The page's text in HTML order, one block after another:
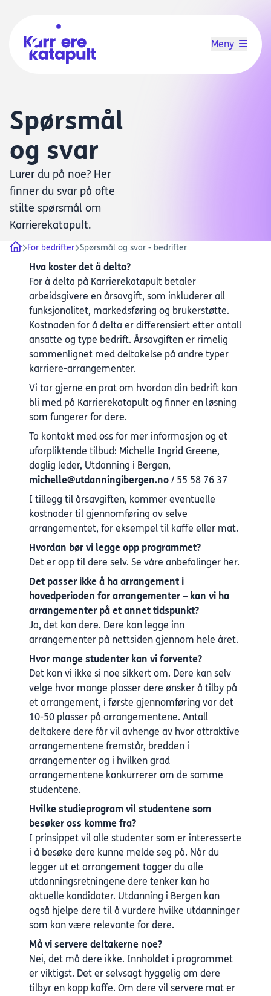
Meny
Spørsmål
og svar
Lurer du på noe? Her
finner du svar på ofte
stilte spørsmål om
Karrierekatapult.
For bedrifter Spørsmål og svar - bedrifter
Hva koster det å delta?
For å delta på Karrierekatapult betaler
arbeidsgivere en årsavgift, som inkluderer all
funksjonalitet, markedsføring og brukerstøtte.
Kostnaden for å delta er differensiert etter antall
ansatte og type bedrift. Årsavgiften er rimelig
sammenlignet med deltakelse på andre typer
karriere-arrangementer.
Vi tar gjerne en prat om hvordan din bedrift kan
bli med på Karrierekatapult og finner en løsning
som fungerer for dere.
Ta kontakt med oss for mer informasjon og et
uforpliktende tilbud: Michelle Ingrid Greene,
daglig leder, Utdanning i Bergen,
michelle@utdanningibergen.no / 55 58 76 37
I tillegg til årsavgiften, kommer eventuelle
kostnader til gjennomføring av selve
arrangementet, for eksempel til kaffe eller mat.
Hvordan bør vi legge opp programmet?
Det er opp til dere selv.Se våre anbefalinger her.
Det passer ikke å ha arrangement i
hovedperioden for arrangementer – kan vi ha
arrangementer på et annet tidspunkt?
Ja, det kan dere. Dere kan legge inn
arrangementer på nettsiden gjennom hele året.
Hvor mange studenter kan vi forvente?
Det kan vi ikke si noe sikkert om. Dere kan selv
velge hvor mange plasser dere ønsker å tilby på
et arrangement, i første gjennomføring var det
10-50 plasser på arrangementene. Antall
deltakere dere får vil avhenge av hvor attraktive
arrangementene fremstår, bredden i
arrangementer og i hvilken grad
arrangementene konkurrerer om de samme
studentene.
Hvilke studieprogram vil studentene som
besøker oss komme fra?
I prinsippet vil alle studenter som er interesserte
i å besøke dere kunne melde seg på. Når du
legger ut et arrangement tagger du alle
utdanningsretningene dere tenker kan ha
aktuelle kandidater. Utdanning i Bergen kan
også hjelpe dere til å vurdere hvilke utdanninger
som kan være relevante for dere.
Må vi servere deltakerne noe?
Nei, det må dere ikke. Innholdet i programmet
er viktigst. Det er selvsagt hyggelig om dere
tilbyr en kopp kaffe. Om dere vil servere mat er